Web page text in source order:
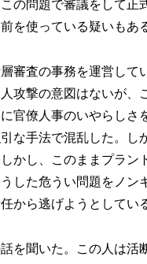
の問題で審議をして正
を使っている疑いもあ
審査の事務を運営して
攻撃の意図はないが、
官僚人事のいやらし
な手法で混乱した。し
かし、このままプラン
した危うい問題をノン
から逃げようとしてい
を聞いた。この人は